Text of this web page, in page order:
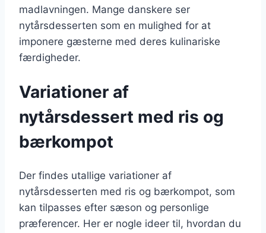
madlavningen. Mange danskere ser
nytårsdesserten som en mulighed for at
imponere gæsterne med deres kulinariske
færdigheder.
Variationer af
nytårsdessert med ris og
bærkompot
Der findes utallige variationer af
nytårsdesserten med ris og bærkompot, som
kan tilpasses efter sæson og personlige
præferencer. Her er nogle ideer til, hvordan du